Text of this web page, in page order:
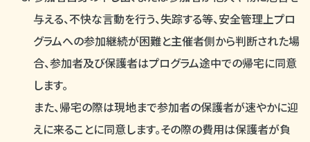
与える、不快な言動を行う、失踪する等、安全管理上プロ
グラムへの参加継続が困難と主催者側から判断された場
合、参加者及び保護者はプログラム途中での帰宅に同意
します。
また、帰宅の際は現地まで参加者の保護者が速やかに迎
えに来ることに同意します。その際の費用は保護者が負